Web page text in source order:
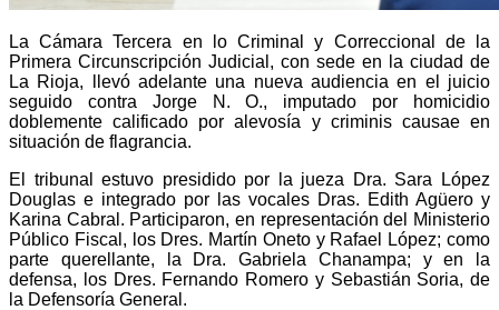
La Cámara Tercera en lo Criminal y Correccional de la
Primera Circunscripción Judicial, con sede en la ciudad de
La Rioja, llevó adelante una nueva audiencia en el juicio
seguido contra Jorge N. O., imputado por homicidio
doblemente calificado por alevosía y criminis causae en
situación de flagrancia.
El tribunal estuvo presidido por la jueza Dra. Sara López
Douglas e integrado por las vocales Dras. Edith Agüero y
Karina Cabral. Participaron, en representación del Ministerio
Público Fiscal, los Dres. Martín Oneto y Rafael López; como
parte querellante, la Dra. Gabriela Chanampa; y en la
defensa, los Dres. Fernando Romero y Sebastián Soria, de
la Defensoría General.